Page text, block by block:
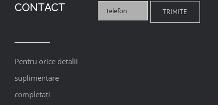
CONTACT
Pentru orice detalii
suplimentare
completați